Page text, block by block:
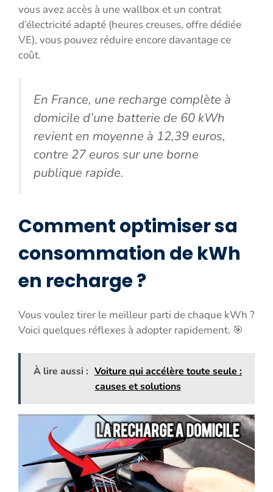
vous avez accès à une wallbox et un contrat
d’électricité adapté (heures creuses, offre dédiée
VE), vous pouvez réduire encore davantage ce
coût.
En France, une recharge complète à
domicile d’une batterie de 60 kWh
revient en moyenne à 12,39 euros,
contre 27 euros sur une borne
publique rapide.
Comment optimiser sa
consommation de kWh
en recharge ?
Vous voulez tirer le meilleur parti de chaque kWh ?
Voici quelques réflexes à adopter rapidement. 🎯
À lire aussi : Voiture qui accélère toute seule :
causes et solutions